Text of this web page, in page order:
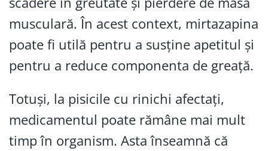
musculară. În acest context, mirtazapina
poate fi utilă pentru a susține apetitul și
pentru a reduce componenta de greață.
Totuși, la pisicile cu rinichi afectați,
medicamentul poate rămâne mai mult
timp în organism. Asta înseamnă că